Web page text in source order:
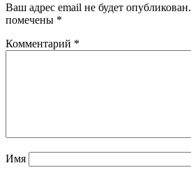
Ваш адрес email не будет опубликован.
помечены *
Комментарий *
Имя